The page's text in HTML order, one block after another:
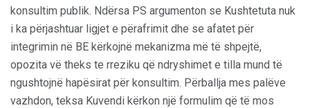
konsultim publik. Ndërsa PS argumenton se Kushtetuta nuk
i ka përjashtuar ligjet e përafrimit dhe se afatet për
integrimin në BE kërkojnë mekanizma më të shpejtë,
opozita vë theks te rreziku që ndryshimet e tilla mund të
ngushtojnë hapësirat për konsultim. Përballja mes palëve
vazhdon, teksa Kuvendi kërkon një formulim që të mos